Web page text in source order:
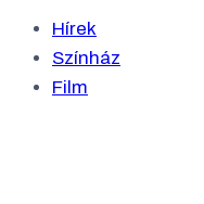
Hírek
Színház
Film